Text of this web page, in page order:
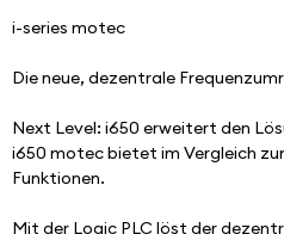
i-series motec
Die neue, dezentrale
Next Level: i650 erweitert den
i650 motec bietet im Vergleich
Funktionen.
Mit der Logic PLC löst der